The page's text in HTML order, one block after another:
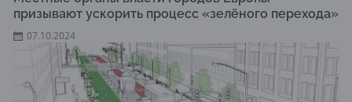
призывают ускорить процесс «зелёного перехода»
07.10.2024